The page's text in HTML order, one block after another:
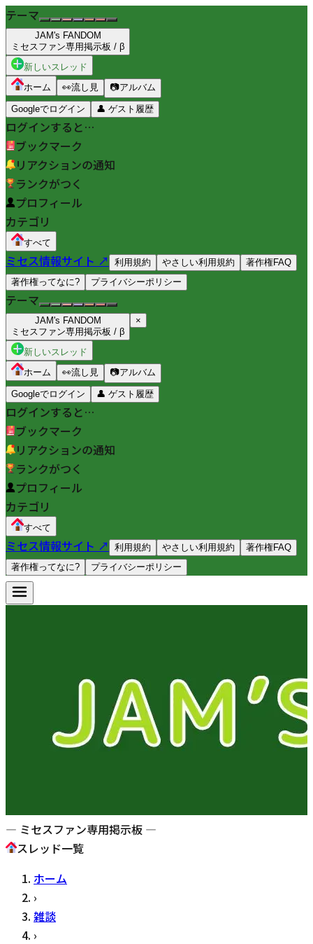
テーマ
JAM's FANDOM
ミセスファン専用掲示板 / β
新しいスレッド
ホーム
👀流し見 📷アルバム
Googleでログイン 👤 ゲスト履歴
ログインすると…
ブックマーク
リアクションの通知
ランクがつく
プロフィール
カテゴリ
すべて
ミセス情報サイト ↗ 利用規約 やさしい利用規約
著作権FAQ
著作権ってなに?
プライバシーポリシー
テーマ
JAM's FANDOM
ミセスファン専用掲示板 / β
×
新しいスレッド
ホーム
👀流し見 📷アルバム
Googleでログイン 👤 ゲスト履歴
ログインすると…
ブックマーク
リアクションの通知
ランクがつく
プロフィール
カテゴリ
すべて
ミセス情報サイト ↗ 利用規約 やさしい利用規約
著作権FAQ
著作権ってなに?
プライバシーポリシー
— ミセスファン専用掲示板 —
スレッド一覧
ホーム
›
雑談
›